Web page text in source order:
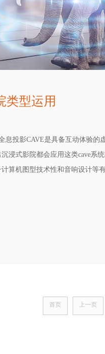
类型运用
息投影CAVE是具备互动体验的
浸式影院都会应用这类cave系
算机图型技术性和音响设计等
影片观看的情况下有一种置身电
首页 上一页